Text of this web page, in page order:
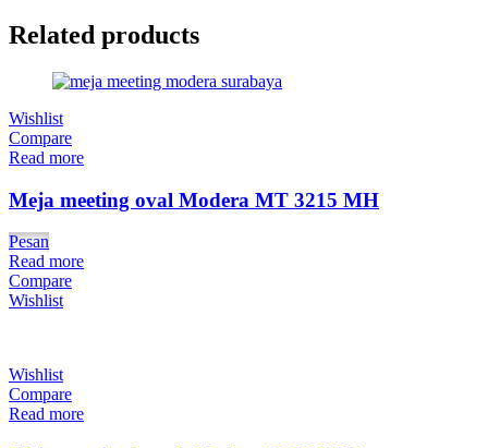
Related products
Wishlist
Compare
Read more
Meja meeting oval Modera MT 3215 MH
Pesan
Read more
Compare
Wishlist
Wishlist
Compare
Read more